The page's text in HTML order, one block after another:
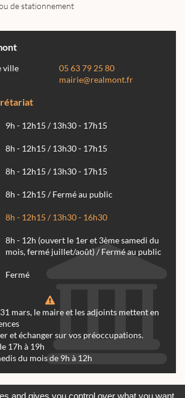
de stationnement
ville
05 63 79 25 80
mairie@realmont.fr
9h - 12h15 / 13h30 - 17h15
8h - 12h15 / 13h30 - 17h15
8h - 12h15 / 13h30 - 17h15
8h - 12h15 / Fermé au public
8h - 12h15 / 13h30 - 16h30
8h - 12h (ouvert le 1er et 3ème samedi du
mois, fermé juillet/août) / Fermé au public
Fermé
mars, le maire et les adjoints mettent en
et échanger sur vos préoccupations.
17h à 19h
du mois de 9h à 12h
and gives you control over what you want